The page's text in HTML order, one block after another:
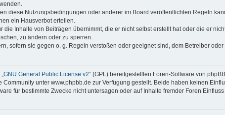
diese Nutzungsbedingungen oder anderer im Board veröffentlichten Regeln
ein Hausverbot erteilen.
Inhalte von Beiträgen übernimmt, die er nicht selbst erstellt hat oder die er
zu ändern oder zu sperren.
sofern sie gegen o. g. Regeln verstoßen oder geeignet sind, dem Betreiber
GNU General Public License v2“ (GPL) bereitgestellten Foren-Software von
unter www.phpbb.de zur Verfügung gestellt. Beide haben keinen
für bestimmte Zwecke nicht untersagen oder auf Inhalte fremder Foren Einfluss